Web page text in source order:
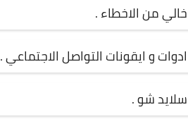
خالي من الاخطاء .
ادوات و ايقونات التواصل الاجتماعي .
سلايد شو .